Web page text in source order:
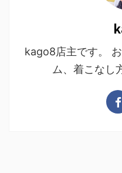
kago8店主です。
ム、着こなし